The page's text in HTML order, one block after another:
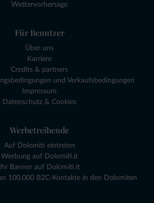
Wettervorhersage
Für Benutzer
Über uns
Karriere
Credits & partners
und Verkaufsbedingungen
Impressum
Datenschutz & Cookies
Werbetreibende
Auf Dolomiti eintreten
Werbung auf Dolomiti.it
Ihr Banner auf Dolomiti.it
100.000 B2C-Kontakte in den Dolomiten